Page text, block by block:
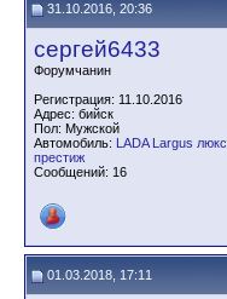
31.10.2016, 20:36
сергей6433
Форумчанин
Регистрация: 11.10.2016
Адрес: бийск
Пол: Мужской
Автомобиль: LADA Largus люкс
престиж
Сообщений: 16
01.03.2018, 17:11